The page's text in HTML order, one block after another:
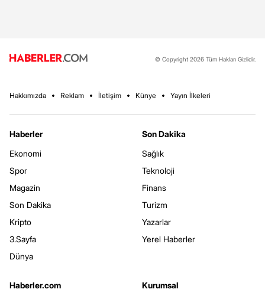
© Copyright 2026 Tüm Hakları Gizlidir.
Hakkımızda Reklam İletişim Künye Yayın İlkeleri
Haberler
Ekonomi
Spor
Magazin
Son Dakika
Kripto
3.Sayfa
Dünya
Son Dakika
Sağlık
Teknoloji
Finans
Turizm
Yazarlar
Yerel Haberler
Haberler.com
Kurumsal